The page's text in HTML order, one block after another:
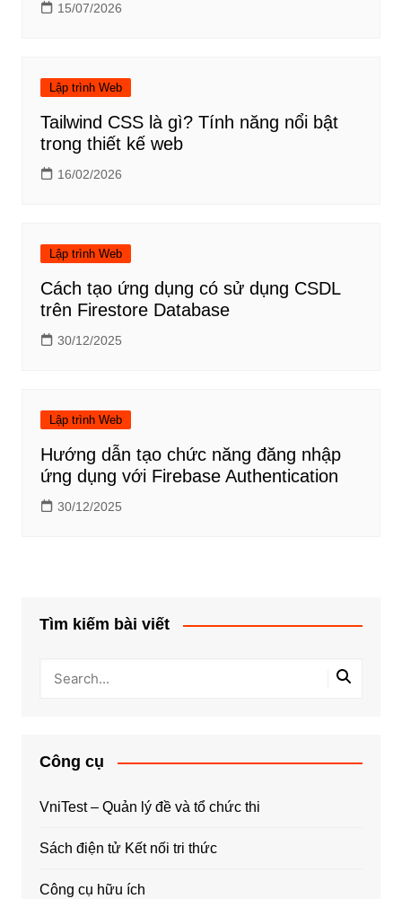
15/07/2026
Lập trình Web
Tailwind CSS là gì? Tính năng nổi bật
trong thiết kế web
16/02/2026
Lập trình Web
Cách tạo ứng dụng có sử dụng CSDL
trên Firestore Database
30/12/2025
Lập trình Web
Hướng dẫn tạo chức năng đăng nhập
ứng dụng với Firebase Authentication
30/12/2025
Tìm kiếm bài viết
Công cụ
VniTest – Quản lý đề và tổ chức thi
Sách điện tử Kết nối tri thức
Công cụ hữu ích